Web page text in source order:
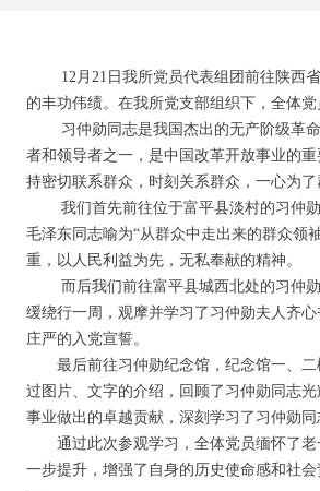
12月21日我所党员代表组团前往陕西省
的丰功伟绩。在我所党支部组织下，全体
习仲勋同志是我国杰出的无产阶级革命
者和领导者之一，是中国改革开放事业的
持密切联系群众，时刻关系群众，一心为
我们首先前往位于富平县淡村的习仲勋
毛泽东同志喻为“从群众中走出来的群众领
重，以人民利益为先，无私奉献的精神。
而后我们前往富平县城西北处的习仲勋
缓绕行一周，观摩并学习了习仲勋夫人齐
庄严的入党宣誓。
最后前往习仲勋纪念馆，纪念馆一、二
过图片、文字的介绍，回顾了习仲勋同志
事业做出的卓越贡献，深刻学习了习仲勋
通过此次参观学习，全体党员缅怀了老
一步提升，增强了自身的历史使命感和社